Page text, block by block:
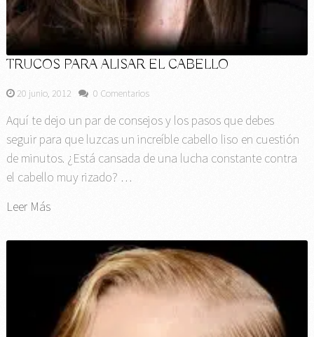
TRUCOS PARA ALISAR EL CABELLO
20 junio, 2012 0 Comentarios
Aquí te dejo un par de consejos y los pasos que debes
seguir para que luzcas un increíble cabello liso en cuestión
de minutos. ¿Está cansada de una lucha constante contra
el cabello muy rizado? …
Leer Más